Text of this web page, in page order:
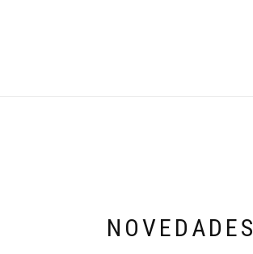
NOVEDADES